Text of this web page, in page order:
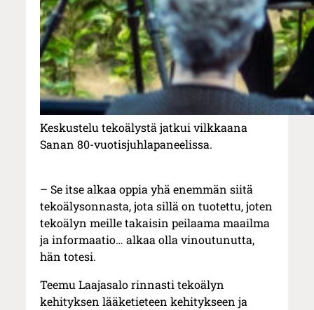
Keskustelu tekoälystä jatkui vilkkaana
Sanan 80-vuotisjuhlapaneelissa.
– Se itse alkaa oppia yhä enemmän siitä
tekoälysonnasta, jota sillä on tuotettu, joten
tekoälyn meille takaisin peilaama maailma
ja informaatio… alkaa olla vinoutunutta,
hän totesi.
Teemu Laajasalo rinnasti tekoälyn
kehityksen lääketieteen kehitykseen ja